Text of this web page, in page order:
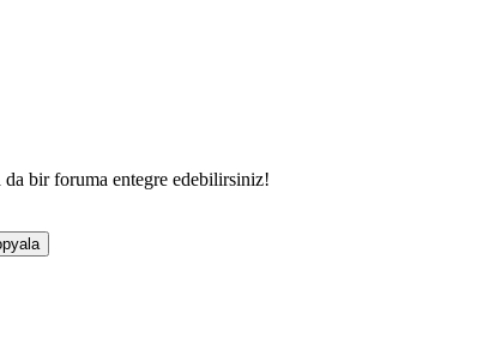
bir foruma entegre edebilirsiniz!